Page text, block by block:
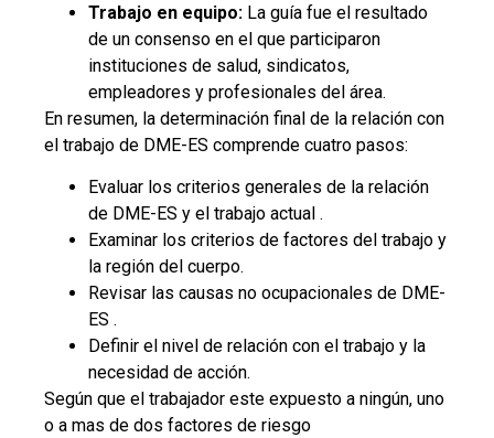
Trabajo en equipo: La guía fue el resultado
de un consenso en el que participaron
instituciones de salud, sindicatos,
empleadores y profesionales del área.
En resumen, la determinación final de la relación con
el trabajo de DME-ES comprende cuatro pasos:
Evaluar los criterios generales de la relación
de DME-ES y el trabajo actual .
Examinar los criterios de factores del trabajo y
la región del cuerpo.
Revisar las causas no ocupacionales de DME-
ES .
Definir el nivel de relación con el trabajo y la
necesidad de acción.
Según que el trabajador este expuesto a ningún, uno
o a mas de dos factores de riesgo